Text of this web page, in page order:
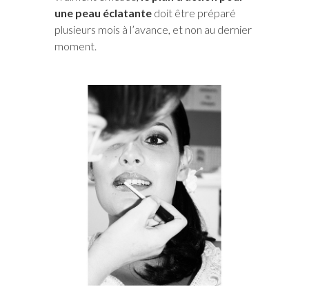
une peau éclatante doit être préparé
plusieurs mois à l’avance, et non au dernier
moment.